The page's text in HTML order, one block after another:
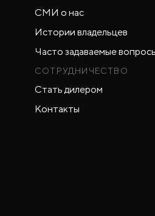
СМИ о нас
Истории владельцев
Часто задаваемые
СОТРУДНИЧЕСТВО
Стать дилером
Контакты